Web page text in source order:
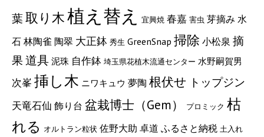
葉取り木植え替え 宜興焼 春嘉 害虫 芽摘み 水
石 林陶雀 陶翠 大正鉢 秀生 GreenSnap 掃除 小松泉 摘
果 道具 泥珠 自作鉢 埼玉県花植木流通センター 水野嗣賀男
次峯 挿し木 ニワキュウ 夢陶 根伏せ トップジン
天竜石仙 飾り台 盆栽博士（Gem） プロミック 枯
れる オルトラン粒状 佐野大助 卓道 ふるさと納税 土入れ